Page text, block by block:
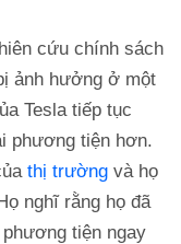
cứu chính sách
ảnh hưởng ở một
Tesla tiếp tục
phương tiện hơn.
thị trường và họ
nghĩ rằng họ đã
tiện ngay